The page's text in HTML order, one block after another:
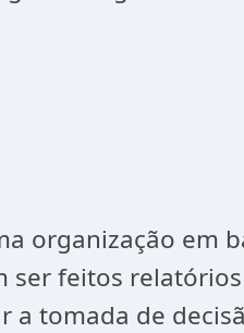
organização em
ser feitos
a tomada de